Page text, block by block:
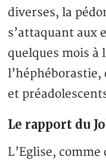
diverses, la
s’attaquant aux
quelques mois à
et
Le rapport du
L’Eglise,